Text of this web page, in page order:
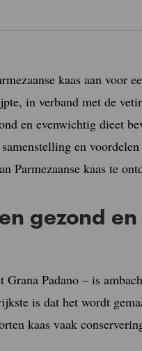
kaas aan voor
in verband met de
en evenwichtig dieet
en
Parmezaanse kaas te
gezond en
Grana Padano – is
is dat het wordt
kaas vaak